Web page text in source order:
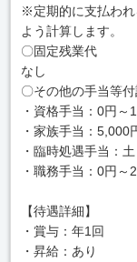
※定期的に支払わ
よう計算します。
〇固定残業代
なし
〇その他の手当等
・資格手当：0円～
・家族手当：5,000
・臨時処遇手当：
・職務手当：0円～
【待遇詳細】
・賞与：年1回
・昇給：あり